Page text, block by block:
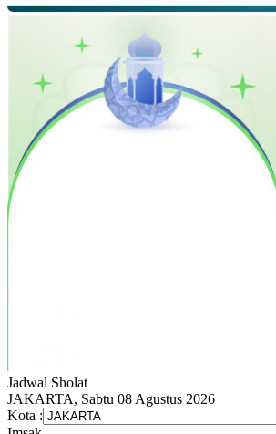
Jadwal Sholat
JAKARTA, Sabtu 08 Agustus 2026
Kota :